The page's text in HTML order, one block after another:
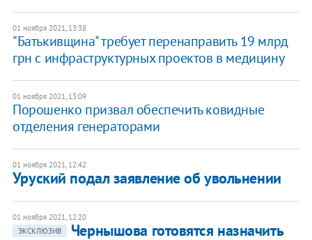
01 ноября 2021, 13:38
"Батькивщина" требует перенаправить 19 млрд
грн с инфраструктурных проектов в медицину
01 ноября 2021, 13:09
Порошенко призвал обеспечить ковидные
отделения генераторами
01 ноября 2021, 12:42
Уруский подал заявление об увольнении
01 ноября 2021, 12:20
ЭКСКЛЮЗИВ
Чернышова готовятся назначить